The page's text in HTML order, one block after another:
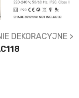
DEKORACYJNE >